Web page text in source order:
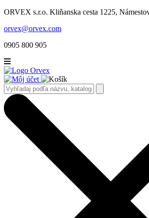
ORVEX s.r.o. Kliňanska cesta 1225,
orvex@orvex.com
0905 800 905